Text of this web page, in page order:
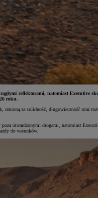
reflektorami, natomiast Executive
roku.
za solidność, długowieczność oraz
utwardzonymi drogami, natomiast
do warunków.